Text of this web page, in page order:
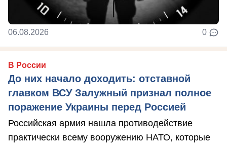
06.08.2026 0
В России
До них начало доходить: отставной
главком ВСУ Залужный признал полное
поражение Украины перед Россией
Российская армия нашла противодействие
практически всему вооружению НАТО, которые